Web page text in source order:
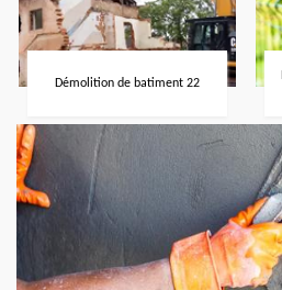
Démolition de batiment 22